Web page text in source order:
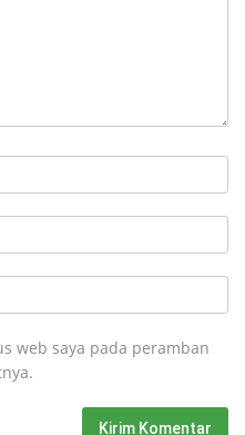
web saya pada peramban